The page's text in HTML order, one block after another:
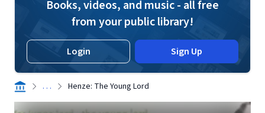
Books, videos, and music - all free
from your public library!
Login Sign Up
. . . Henze: The Young Lord